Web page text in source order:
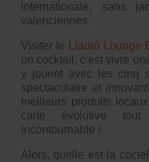
internationale, sans
valenciennes.
Visiter le Lladró Lounge
un cocktail, c’est vivre
y jouent avec les cinq
spectaculaire et
meilleurs produits
carte évolutive
Incontournable !
Alors, quelle est la